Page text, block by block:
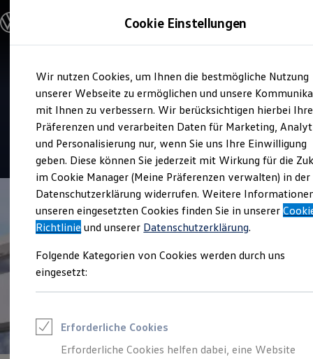
Hauptinhalt
springen
Footer
springen
Modelle und Konfigurator
Modelle vergleichen
Elektroautos
ENERGY Sondermodelle
Nutzfahrzeuge
SUV und CUV
Familienautos
Kombis
Kompaktwagen
Sportwagen
Schnell verfügbare Fahrzeuge
Angebote und Produkte
Aktuelle Angebote
E-Auto-Förderung
Volkswagen Marktplatz
Junge Gebrauchtwagen und Gebrauchtwagen
Volkswagen Zertifizierte Gebrauchtwagen
Zubehör- und Serviceangebote
Leasing
Leasing-Angebote
Service
Gottfried Schultz
Automobilhandels SE
4.7|91 Bewertungen
Cookie Einstellungen
Wir nutzen Cookies, um Ihnen die bestmögliche Nutzung
unserer Webseite zu ermöglichen und unsere
mit Ihnen zu verbessern. Wir berücksichtigen hierbei Ihre
Präferenzen und verarbeiten Daten für Marketing,
und Personalisierung nur, wenn Sie uns Ihre Einwilligung
geben. Diese können Sie jederzeit mit Wirkung für die
im Cookie Manager (Meine Präferenzen verwalten) in der
Datenschutzerklärung widerrufen. Weitere
unseren eingesetzten Cookies finden Sie in unserer
Richtlinie und unserer Datenschutzerklärung.
Folgende Kategorien von Cookies werden durch uns
eingesetzt:
Erforderliche Cookies
Erforderliche Cookies helfen dabei, eine Website